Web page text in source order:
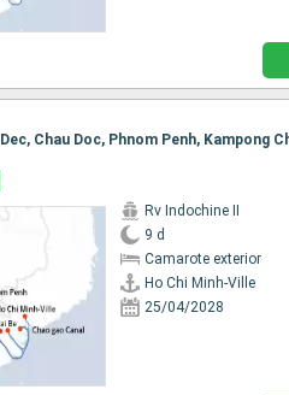
Rv Indochine II
9 d
Camarote exterior
Ho Chi Minh-Ville
25/04/2028